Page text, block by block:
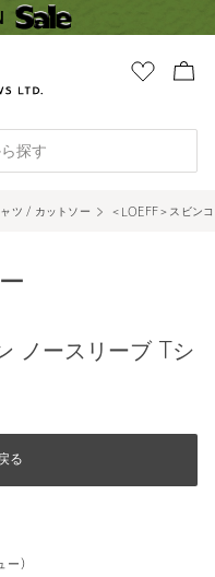
探す
ャツ / カットソー ＜LOEFF＞スビン
ノースリーブ Tシ
る
ー)